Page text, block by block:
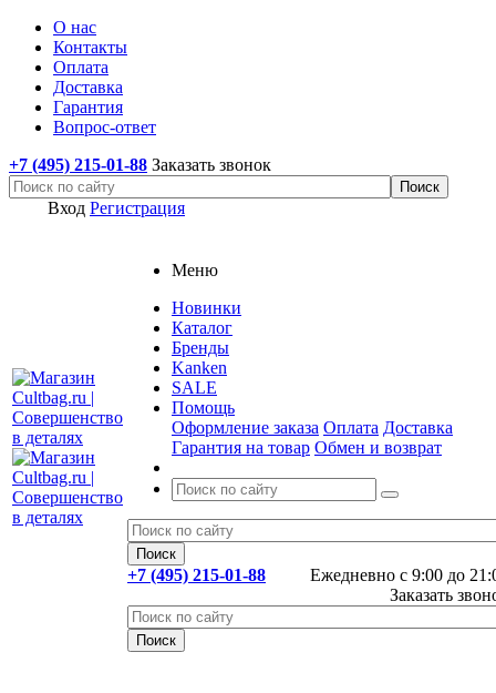
О нас
Контакты
Оплата
Доставка
Гарантия
Вопрос-ответ
+7 (495) 215-01-88 Заказать звонок
Вход Регистрация
Меню
Новинки
Каталог
Бренды
Kanken
SALE
Помощь
Оформление заказа Оплата Доставка
Гарантия на товар Обмен и возврат
Ежедневно с 9:00 до
+7 (495) 215-01-88
Заказать